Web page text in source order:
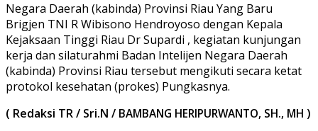
Negara Daerah (kabinda) Provinsi Riau Yang Baru
Brigjen TNI R Wibisono Hendroyoso dengan Kepala
Kejaksaan Tinggi Riau Dr Supardi , kegiatan kunjungan
kerja dan silaturahmi Badan Intelijen Negara Daerah
(kabinda) Provinsi Riau tersebut mengikuti secara ketat
protokol kesehatan (prokes) Pungkasnya.
( Redaksi TR / Sri.N / BAMBANG HERIPURWANTO, SH., MH )